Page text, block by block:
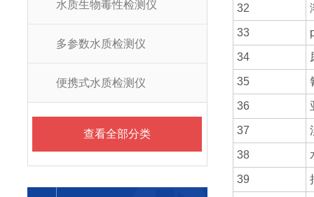
水质生物毒性检测仪
多参数水质检测仪
便携式水质检测仪
查看全部分类
32
33
34
35
36
37
38
39